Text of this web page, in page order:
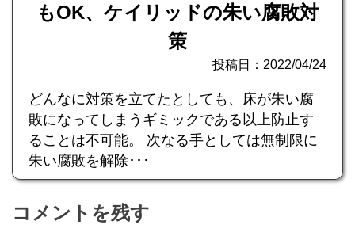
もOK、ケイリッドの朱い腐敗対
策
投稿日：2022/04/24
どんなに対策を立てたとしても、床が朱い腐
敗になってしまうギミックである以上防止す
ることは不可能。 次なる手としては無制限に
朱い腐敗を解除･･･
コメントを残す